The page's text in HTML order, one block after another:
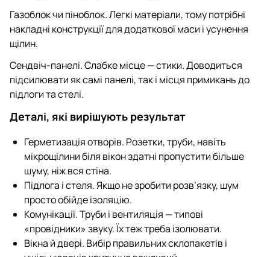
Газоблок чи піноблок. Легкі матеріали, тому потрібні
накладні конструкції для додаткової маси і усунення
щілин.
Сендвіч-панелі. Слабке місце — стики. Доводиться
підсилювати як самі панелі, так і місця примикань до
підлоги та стелі.
Деталі, які вирішують результат
Герметизація отворів. Розетки, труби, навіть
мікрощілини біля вікон здатні пропустити більше
шуму, ніж вся стіна.
Підлога і стеля. Якщо не зробити розв’язку, шум
просто обійде ізоляцію.
Комунікації. Труби і вентиляція — типові
«провідники» звуку. Їх теж треба ізолювати.
Вікна й двері. Вибір правильних склопакетів і